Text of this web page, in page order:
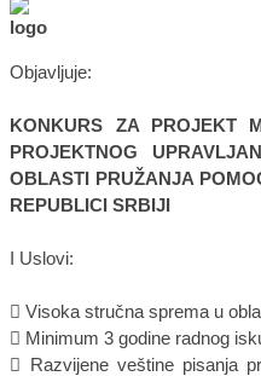
Objavljuje:
KONKURS ZA PROJEKT
PROJEKTNOG
OBLASTI PRUŽANJA
REPUBLICI SRBIJI
I Uslovi:
 Visoka stručna sprema u
 Minimum 3 godine radnog
 Razvijene veštine pisanja